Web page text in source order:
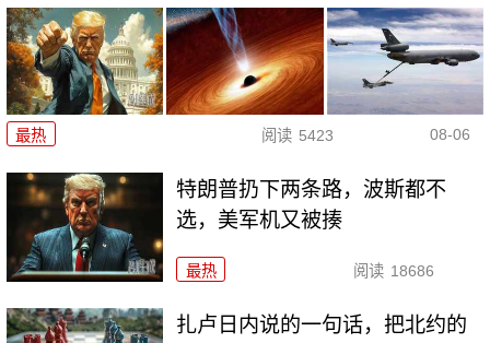
最热 阅读 5423 08-06
特朗普扔下两条路，波斯都不
选，美军机又被揍
最热 阅读 18686
扎卢日内说的一句话，把北约的